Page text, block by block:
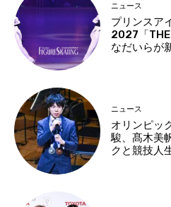
ニュース
プリンスア
2027「THE
なだいらが
ニュース
オリンピ
駿、髙木美
クと競技人